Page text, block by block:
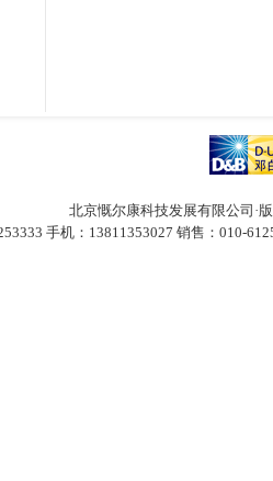
北京慨尔康科技发展有限公司·
手机：13811353027 销售：010-